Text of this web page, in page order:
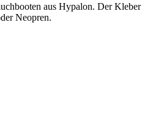
aus Hypalon. Der Kleber
Neopren.